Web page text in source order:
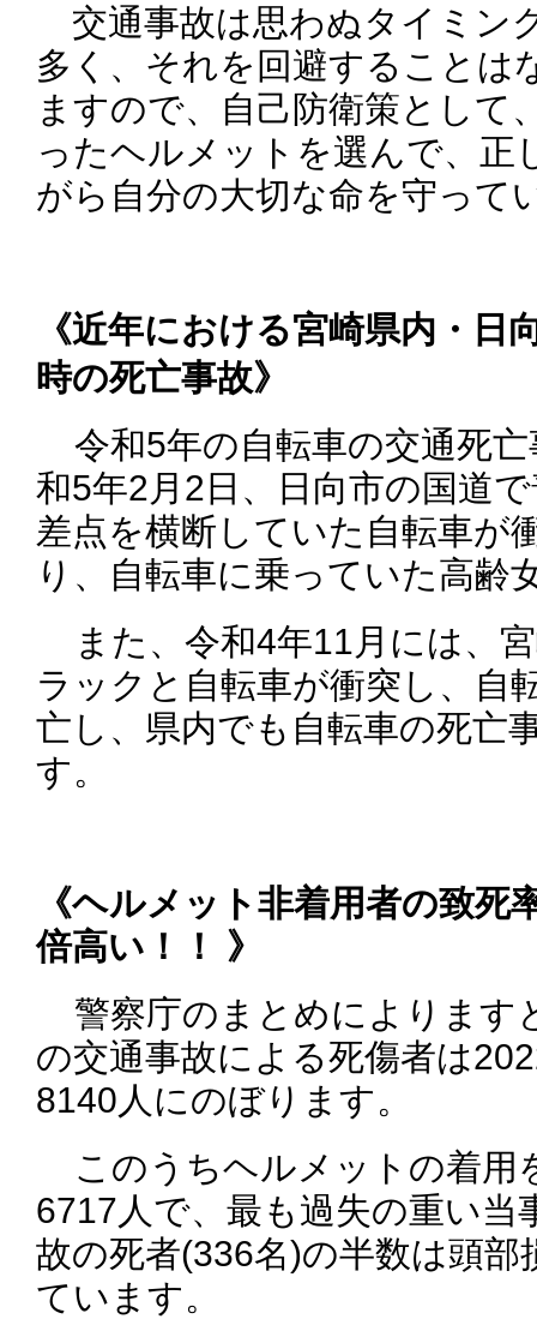
交通事故は思わぬタイミン
多く、それを回避することは
ますので、自己防衛策として
ったヘルメットを選んで、正
がら自分の大切な命を守って
《近年における宮崎県内・日
時の死亡事故》
令和5年の自転車の交通死
和5年2月2日、日向市の国道
差点を横断していた自転車が
り、自転車に乗っていた高
また、令和4年11月には、
ラックと自転車が衝突し、自
亡し、県内でも自転車の死亡
す。
《ヘルメット非着用者の致死
倍高い！！ 》
警察庁のまとめによります
の交通事故による死傷者は
8140人にのぼります。
このうちヘルメットの着用
6717人で、最も過失の重い当
故の死者(336名)の半数は頭部
ています。